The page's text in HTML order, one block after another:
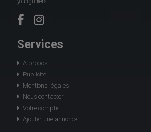
Services
A propos
Publicité
Mentions légales
Nous contacter
Votre compte
Ajouter une annonce